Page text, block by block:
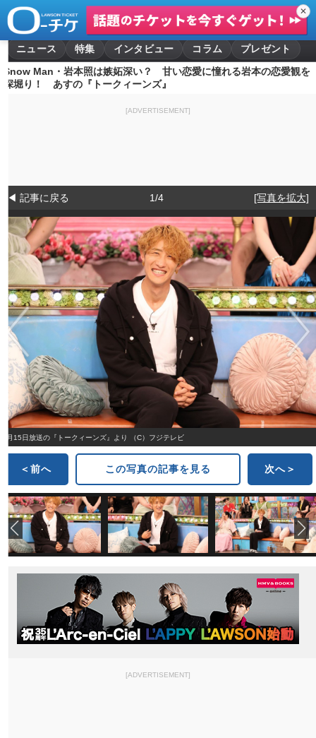
✕
ニュース 特集 インタビュー コラム
プレゼント
Snow Man・岩本照は嫉妬深い？ 甘い恋愛に憧れる岩本の恋愛観を
深堀り！ あすの『トークィーンズ』
[ADVERTISEMENT]
◀ 記事に戻る 1/4 [写真を拡大]
8月15日放送の『トークィーンズ』より （C）フジテレビ
＜前へ この写真の記事を見る 次へ＞
[ADVERTISEMENT]